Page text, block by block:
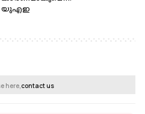
യുഎഇ
here,contact us